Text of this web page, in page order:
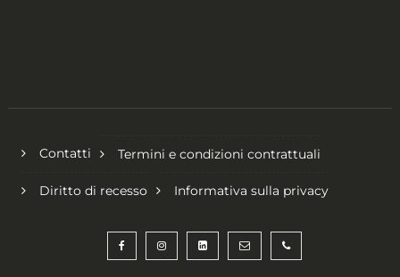
Contatti Termini e condizioni contrattuali
Diritto di recesso Informativa sulla privacy